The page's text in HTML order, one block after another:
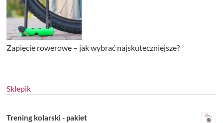
Zapięcie rowerowe – jak wybrać najskuteczniejsze?
Sklepik
Trening kolarski - pakiet